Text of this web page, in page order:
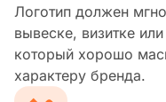
Логотип должен
вывеске, визитке
который хорошо
характеру бренда.